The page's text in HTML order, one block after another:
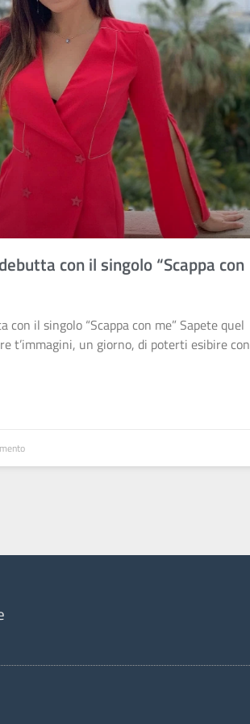
con il singolo “Scappa con
con il singolo “Scappa con me” Sapete quel
t’immagini, un giorno, di poterti esibire con